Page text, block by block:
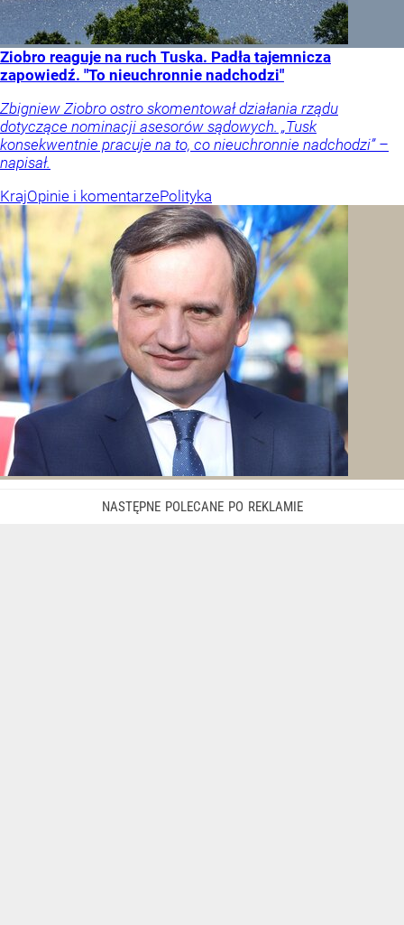
Ziobro reaguje na ruch Tuska. Padła tajemnicza
zapowiedź. "To nieuchronnie nadchodzi"
Zbigniew Ziobro ostro skomentował działania rządu
dotyczące nominacji asesorów sądowych. „Tusk
konsekwentnie pracuje na to, co nieuchronnie nadchodzi” –
napisał.
KrajOpinie i komentarzePolityka